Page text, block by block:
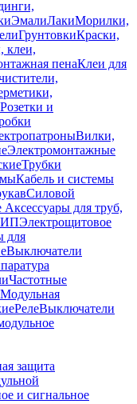
ЭмалиЛакиМорилки,
ГрунтовкиКраски,
клеи,
пенаКлеи для
Розетки и
Вилки,
Электромонтажные
Трубки
Кабель и системы
Силовой
Аксессуары для труб,
Электрощитовое
для
Выключатели
Частотные
Модульная
РелеВыключатели
защита
и сигнальное